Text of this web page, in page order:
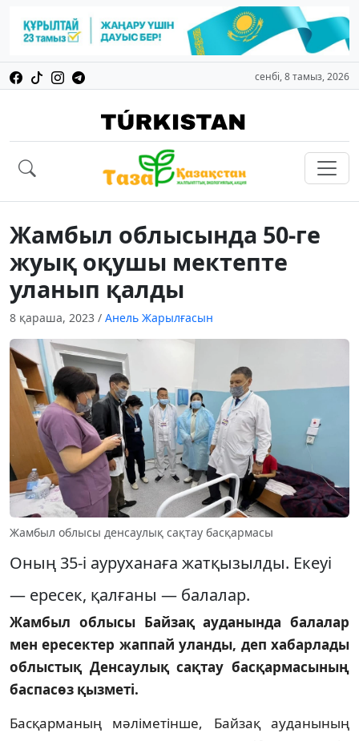
сенбі, 8 тамыз, 2026
Жамбыл облысында 50-ге
жуық оқушы мектепте
уланып қалды
8 қараша, 2023 / Анель Жарылғасын
Жамбыл облысы денсаулық сақтау басқармасы
Оның 35-і ауруханаға жатқызылды. Екеуі
— ересек, қалғаны — балалар.
Жамбыл облысы Байзақ ауданында балалар
мен ересектер жаппай уланды, деп хабарлады
облыстық Денсаулық сақтау басқармасының
баспасөз қызметі.
Басқарманың мәліметінше, Байзақ ауданының